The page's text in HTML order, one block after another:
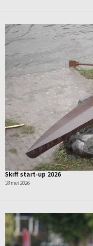
Skiff start-up 2026
18 mei 2026